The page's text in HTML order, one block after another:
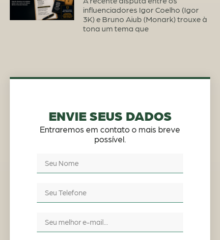
influenciadores Igor Coelho (Igor
3K) e Bruno Aiub (Monark) trouxe à
tona um tema que
ENVIE SEUS DADOS
Entraremos em contato o mais breve
possível.